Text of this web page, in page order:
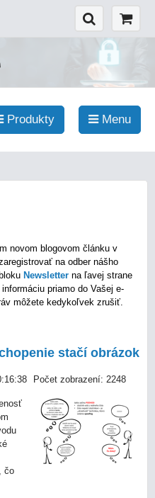
Produkty Menu
novom blogovom článku v
na odber nášho
bloku Newsletter na ľavej strane
priamo do Vašej e-
môžete kedykoľvek zrušiť.
stačí obrázok
Počet zobrazení: 2248
čo